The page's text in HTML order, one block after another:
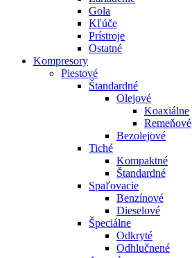
Gola
Kľúče
Prístroje
Ostatné
Kompresory
Piestové
Štandardné
Olejové
Koaxiálne
Remeňové
Bezolejové
Tiché
Kompaktné
Štandardné
Spaľovacie
Benzínové
Dieselové
Špeciálne
Odkryté
Odhlučnené